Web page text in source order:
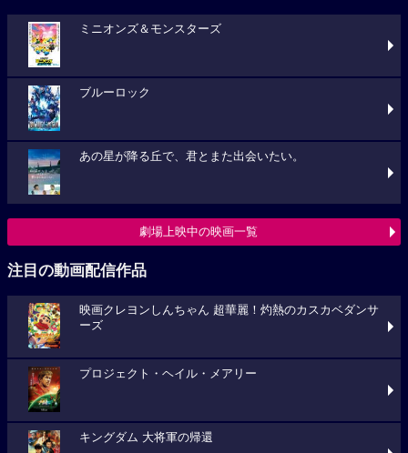
ミニオンズ＆モンスターズ
ブルーロック
あの星が降る丘で、君とまた出会いたい。
劇場上映中の映画一覧
注目の動画配信作品
映画クレヨンしんちゃん 超華麗！灼熱のカスカベダンサ
ーズ
プロジェクト・ヘイル・メアリー
キングダム 大将軍の帰還